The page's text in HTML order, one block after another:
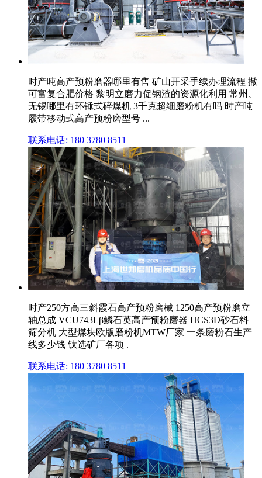
时产吨高产预粉磨器哪里有售 矿山开采手续办理流程 撒
可富复合肥价格 黎明立磨力促钢渣的资源化利用 常州、
无锡哪里有环锤式碎煤机 3千克超细磨粉机有吗 时产吨
履带移动式高产预粉磨型号 ...
联系电话: 180 3780 8511
时产250方高三斜霞石高产预粉磨械 1250高产预粉磨立
轴总成 VCU743Lβ鳞石英高产预粉磨器 HCS3D砂石料
筛分机 大型煤块欧版磨粉机MTW厂家 一条磨粉石生产
线多少钱 钛选矿厂各项 .
联系电话: 180 3780 8511